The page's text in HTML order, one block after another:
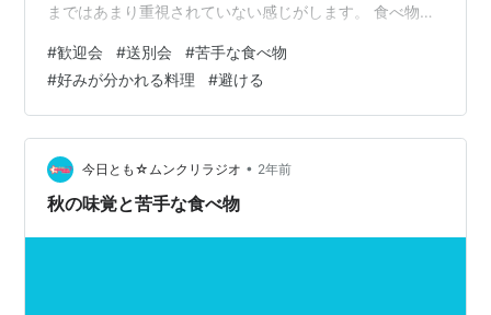
まではあまり重視されていない感じがします。 食べ物は
要な情報だと私は思います。 特に歓迎会、送別会だと主
役が苦手な食べ物がメインとなると気まずい思いをする
こともあるかと思うので最低限、主役には苦手な食べ物
は聞いた方が良いです。 中には健康のために控えている
料理等もあるかもしれません。 もちろん自分は飲めれば
良い、何でも食べるという方もいらっしゃる…
#歓迎会 #送別会 #苦手な食べ物
#好みが分かれる料理 #避ける
今日とも☆ムンクリラジオ • 2年前
秋の味覚と苦手な食べ物